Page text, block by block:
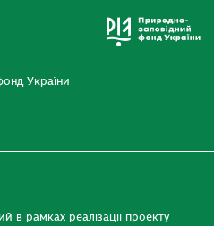
України
в рамках реалізації проекту